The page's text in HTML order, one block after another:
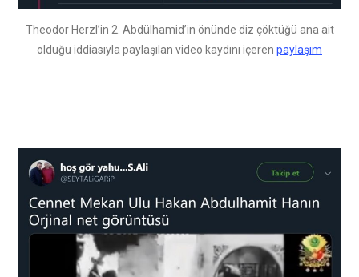
Theodor Herzl’in 2. Abdülhamid’in önünde diz çöktüğü ana ait
olduğu iddiasıyla paylaşılan video kaydını içeren paylaşım